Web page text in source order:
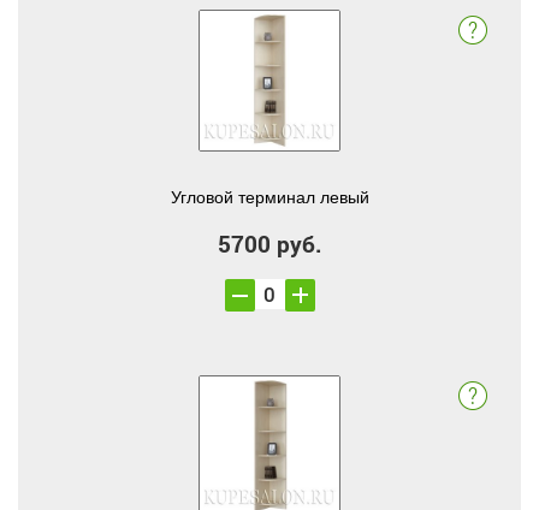
Угловой терминал левый
5700 руб.